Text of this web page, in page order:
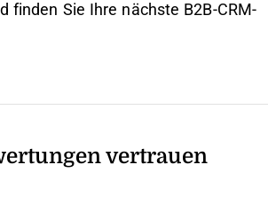
finden Sie Ihre nächste B2B-CRM-
vertrauen